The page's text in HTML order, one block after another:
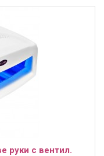
руки с вентил.